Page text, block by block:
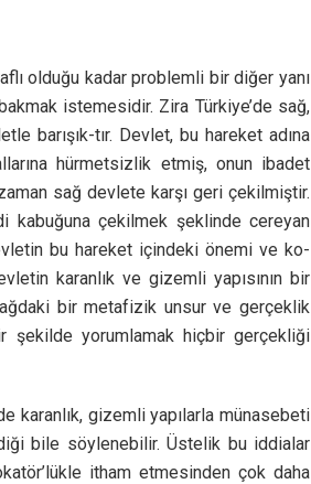
olduğu kadar problemli bir diğer yanı
istemesidir. Zira Türkiye’de sağ,
barışık-tır. Devlet, bu hareket adına
hürmetsizlik etmiş, onun ibadet
sağ devlete karşı geri çekilmiştir.
çekilmek şeklinde cereyan
bu hareket içindeki önemi ve ko-
karanlık ve gizemli yapısının bir
bir metafizik unsur ve gerçeklik
şekilde yorumlamak hiçbir gerçekliği
karanlık, gizemli yapılarla münasebeti
bile söylenebilir. Üstelik bu iddialar
itham etmesinden çok daha